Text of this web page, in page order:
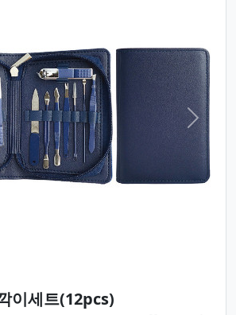
Next
이세트(12pcs)